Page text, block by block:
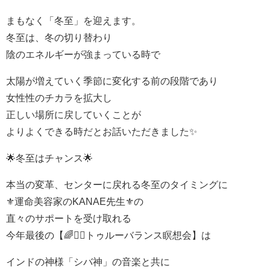
まもなく「冬至」を迎えます。
冬至は、冬の切り替わり
陰のエネルギーが強まっている時で
太陽が増えていく季節に変化する前の段階であり
女性性のチカラを拡大し
正しい場所に戻していくことが
よりよくできる時だとお話いただきました✨
🌟冬至はチャンス🌟
本当の変革、センターに戻れる冬至のタイミングに
⚜️運命美容家のKANAE先生⚜️の
直々のサポートを受け取れる
今年最後の【🌈🧘‍♂トゥルーバランス瞑想会】は
インドの神様「シバ神」の音楽と共に